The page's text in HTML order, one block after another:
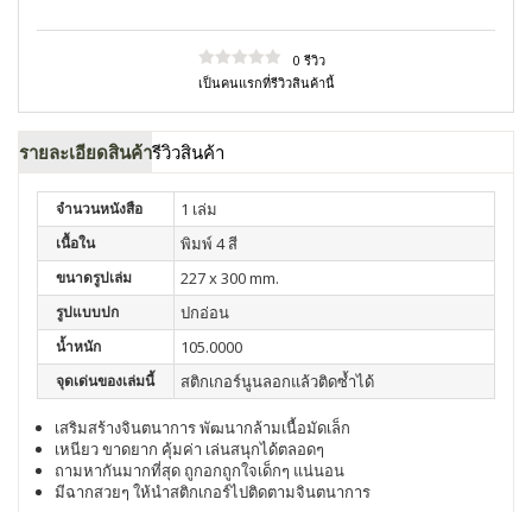
0 รีวิว
เป็นคนแรกที่รีวิวสินค้านี้
รายละเอียดสินค้ารีวิวสินค้า
จำนวนหนังสือ 1 เล่ม
เนื้อใน พิมพ์ 4 สี
ขนาดรูปเล่ม 227 x 300 mm.
รูปแบบปก ปกอ่อน
น้ำหนัก 105.0000
จุดเด่นของเล่มนี้ สติกเกอร์นูนลอกแล้วติดซ้ำได้
เสริมสร้างจินตนาการ พัฒนากล้ามเนื้อมัดเล็ก
เหนียว ขาดยาก คุ้มค่า เล่นสนุกได้ตลอดๆ
ถามหากันมากที่สุด ถูกอกถูกใจเด็กๆ แน่นอน
มีฉากสวยๆ ให้นำสติกเกอร์ไปติดตามจินตนาการ